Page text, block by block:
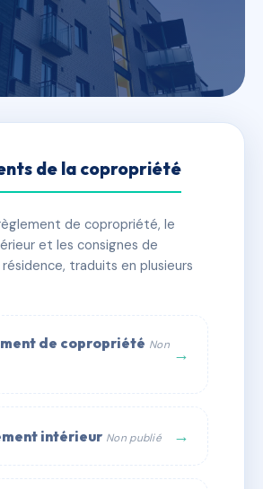
COURBET (10
courbet 92270 BOIS-COLOMBES
🏠 11 lots 🏗 1 bâtiment(s)
Digital 💬 WhatsApp
de la copropriété
de copropriété, le
et les consignes de
traduits en plusieurs
de copropriété Non →
intérieur Non publié →